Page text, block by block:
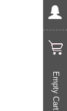
Empty Cart